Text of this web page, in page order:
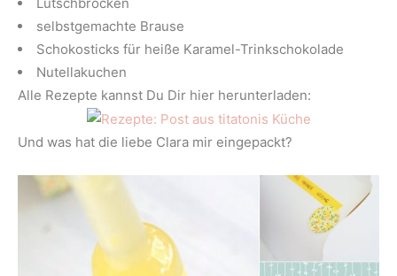
selbstgemachte Brause
Schokosticks für heiße Karamel-Trinkschokolade
Nutellakuchen
Alle Rezepte kannst Du Dir hier herunterladen:
Und was hat die liebe Clara mir eingepackt?